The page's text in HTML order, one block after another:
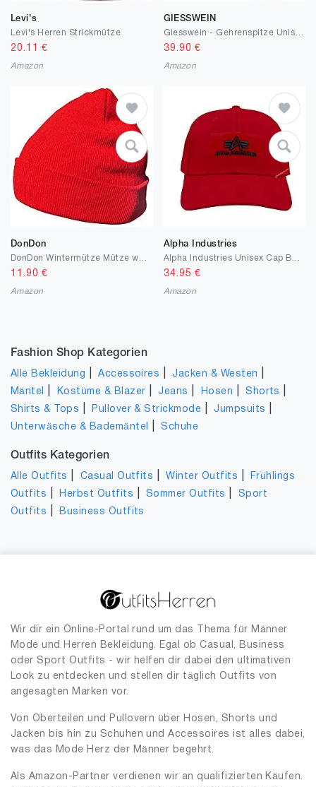
Levi's
Levi's Herren Strickmütze
20.11 €
Amazon
GIESSWEIN
39.90 €
Amazon
DonDon
11.90 €
Amazon
Alpha Industries
34.95 €
Amazon
Fashion Shop Kategorien
Alle Bekleidung |Accessoires |Jacken & Westen
Mäntel Kostüme & Blazer |Jeans Hosen |Shorts
Shirts & Tops Pullover & Strickmode |Jumpsuits
Unterwäsche & Bademäntel |Schuhe
Outfits Kategorien
Alle Outfits Casual Outfits |Winter Outfits
Frühlings
Outfits
Herbst Outfits Sommer Outfits
Sport
Outfits
Business Outfits
Wir dir ein Online-Portal rund um das Thema für Männer
Mode und Herren Bekleidung. Egal ob Casual, Business
oder Sport Outfits - wir helfen dir dabei den ultimativen
Look zu entdecken und stellen dir täglich Outfits von
angesagten Marken vor.
Von Oberteilen und Pullovern über Hosen, Shorts und
Jacken bis hin zu Schuhen und Accessoires ist alles dabei,
was das Mode Herz der Männer begehrt.
Als Amazon-Partner verdienen wir an qualifizierten Käufen.